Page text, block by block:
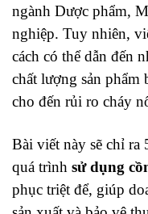
ngành Dược phẩm,
nghiệp. Tuy nhiên,
cách có thể dẫn đến
chất lượng sản
cho đến rủi ro cháy
Bài viết này sẽ chỉ ra
quá trình sử dụng
phục triệt để, giúp